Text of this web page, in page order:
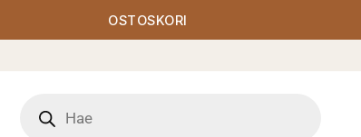
OSTOSKORI
search